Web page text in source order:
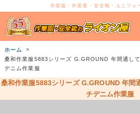
作業服・作業着・安全靴・ユニフォ
ホーム
桑和作業服5883シリーズ G.GROUND 年間通し
デニム作業服
桑和作業服5883シリーズ G.GROUND 年間
チデニム作業服